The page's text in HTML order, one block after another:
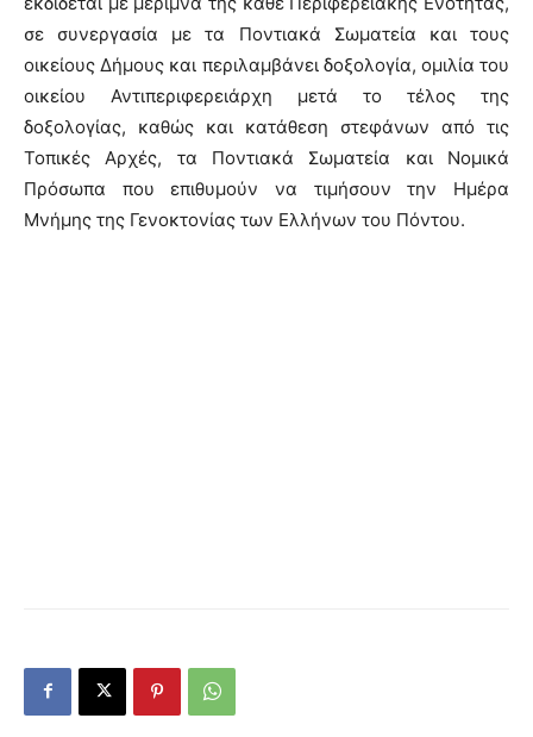
σε συνεργασία με τα Ποντιακά Σωματεία και τους
οικείους Δήμους και περιλαμβάνει δοξολογία, ομιλία του
οικείου Αντιπεριφερειάρχη μετά το τέλος της
δοξολογίας, καθώς και κατάθεση στεφάνων από τις
Τοπικές Αρχές, τα Ποντιακά Σωματεία και Νομικά
Πρόσωπα που επιθυμούν να τιμήσουν την Ημέρα
Μνήμης της Γενοκτονίας των Ελλήνων του Πόντου.